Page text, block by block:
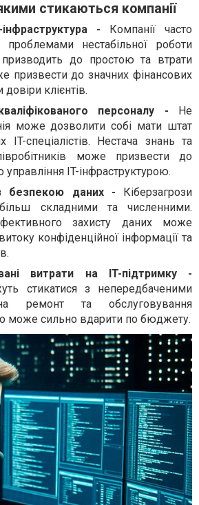
стикаються компанії
- Компанії часто
нестабільної роботи
до простою та втрати
призвести до значних фінансових
довіри клієнтів.
персоналу - Не
може дозволити собі мати штат
IT-спеціалістів. Нестача знань та
може призвести до
управління IT-інфраструктурою.
безпекою даних - Кіберзагрози
складними та численними.
захисту даних може
конфіденційної інформації та
витрати на IT-підтримку -
стикатися з непередбаченими
ремонт та обслуговування
може сильно вдарити по бюджету.